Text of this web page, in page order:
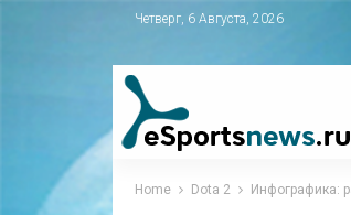
Четверг, 6 Августа, 2026
Home Dota 2 Инфографика: